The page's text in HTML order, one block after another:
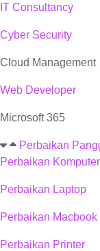
IT Consultancy
Cyber Security
Cloud Management
Web Developer
Microsoft 365
Perbaikan
Perbaikan Komputer
Perbaikan Laptop
Perbaikan Macbook
Perbaikan Printer